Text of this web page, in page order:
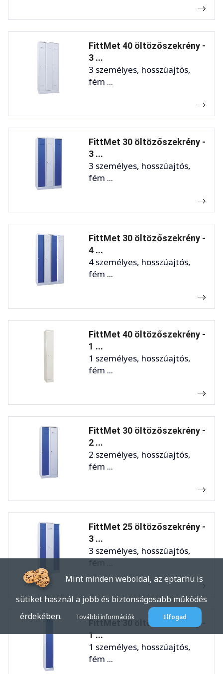
FittMet 40 öltözőszekrény -
3 ...
3 személyes, hosszúajtós,
fém ...
FittMet 30 öltözőszekrény -
3 ...
3 személyes, hosszúajtós,
fém ...
FittMet 30 öltözőszekrény -
4 ...
4 személyes, hosszúajtós,
fém ...
FittMet 40 öltözőszekrény -
1 ...
1 személyes, hosszúajtós,
fém ...
FittMet 30 öltözőszekrény -
2 ...
2 személyes, hosszúajtós,
fém ...
FittMet 25 öltözőszekrény -
3 ...
3 személyes, hosszúajtós,
fém ...
FittMet 30 öltözőszekrény -
1 ...
1 személyes, hosszúajtós,
fém ...
Mint minden weboldal, az eptar.hu is
sütiket használ a jobb és biztonságosabb működés
érdekében.
További információk Elfogad